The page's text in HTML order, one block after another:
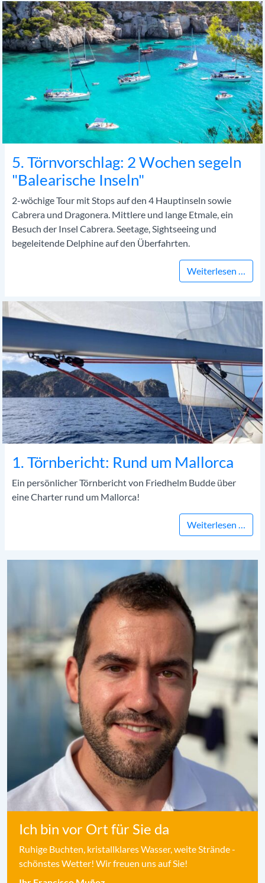
5. Törnvorschlag: 2 Wochen segeln
"Balearische Inseln"
2-wöchige Tour mit Stops auf den 4 Hauptinseln sowie
Cabrera und Dragonera. Mittlere und lange Etmale, ein
Besuch der Insel Cabrera. Seetage, Sightseeing und
begeleitende Delphine auf den Überfahrten.
Weiterlesen …
1. Törnbericht: Rund um Mallorca
Ein persönlicher Törnbericht von Friedhelm Budde über
eine Charter rund um Mallorca!
Weiterlesen …
Ich bin vor Ort für Sie da
Ruhige Buchten, kristallklares Wasser, weite Strände -
schönstes Wetter! Wir freuen uns auf Sie!